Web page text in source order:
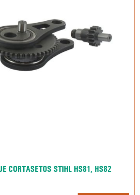
CORTASETOS STIHL HS81, HS82